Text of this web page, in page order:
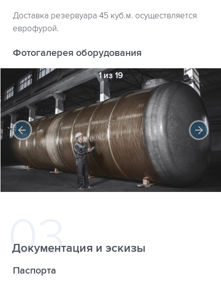
Доставка резервуара 45 куб.м. осуществляется
еврофурой.
Фотогалерея оборудования
1 из 19
Документация и эскизы
Паспорта